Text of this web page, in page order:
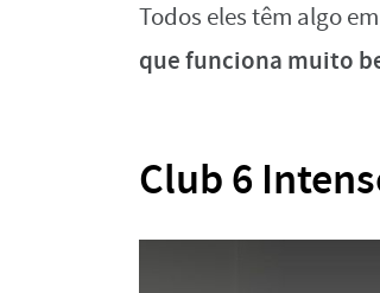
Todos eles têm algo
que funciona muito
Club 6